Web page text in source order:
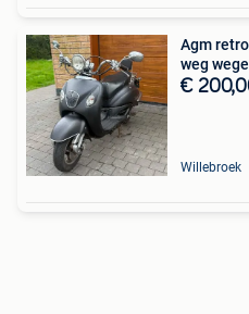
Agm
weg
€
Willebroek